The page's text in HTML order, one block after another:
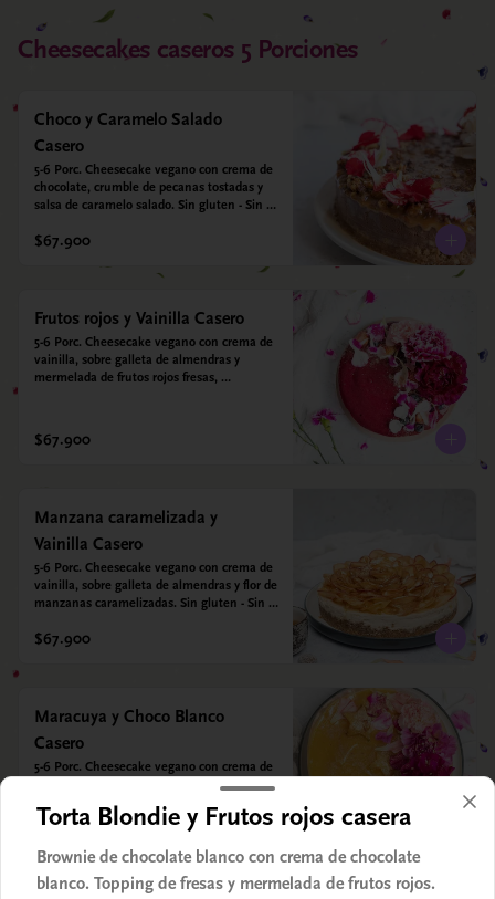
Cheesecakes caseros 5 Porciones
Choco y Caramelo Salado
Casero
5-6 Porc. Cheesecake vegano con crema de
chocolate, crumble de pecanas tostadas y
salsa de caramelo salado. Sin gluten - Sin
$67.900
Frutos rojos y Vainilla Casero
5-6 Porc. Cheesecake vegano con crema de
vainilla, sobre galleta de almendras y
mermelada de frutos rojos fresas,
$67.900
Manzana caramelizada y
Vainilla Casero
5-6 Porc. Cheesecake vegano con crema de
vainilla, sobre galleta de almendras y flor de
manzanas caramelizadas. Sin gluten - Sin
$67.900
Maracuya y Choco Blanco
Casero
5-6 Porc. Cheesecake vegano con crema de
chocolate blanco, sobre galleta de
almendras y mermelada de maracuya. Sin
gluten - Sin azucar - Vegano.
Torta Blondie y Frutos rojos casera
Brownie de chocolate blanco con crema de chocolate
blanco. Topping de fresas y mermelada de frutos rojos.